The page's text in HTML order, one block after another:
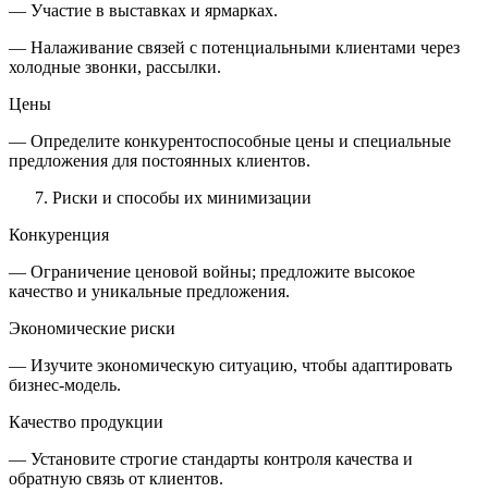
— Участие в выставках и ярмарках.
— Налаживание связей с потенциальными клиентами через
холодные звонки, рассылки.
Цены
— Определите конкурентоспособные цены и специальные
предложения для постоянных клиентов.
Риски и способы их минимизации
Конкуренция
— Ограничение ценовой войны; предложите высокое
качество и уникальные предложения.
Экономические риски
— Изучите экономическую ситуацию, чтобы адаптировать
бизнес-модель.
Качество продукции
— Установите строгие стандарты контроля качества и
обратную связь от клиентов.